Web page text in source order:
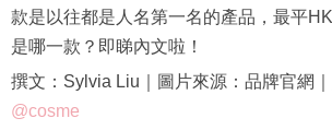
款是以往都是人名第一名的產品，最平
是哪一款？即睇內文啦！
撰文：Sylvia Liu｜圖片來源：品牌官網｜
@cosme